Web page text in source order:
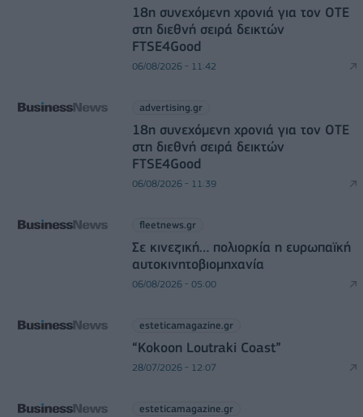
18η συνεχόμενη χρονιά για τον ΟΤΕ
στη διεθνή σειρά δεικτών
FTSE4Good
06/08/2026 - 11:42
advertising.gr
18η συνεχόμενη χρονιά για τον ΟΤΕ
στη διεθνή σειρά δεικτών
FTSE4Good
06/08/2026 - 11:39
fleetnews.gr
Σε κινεζική… πολιορκία η ευρωπαϊκή
αυτοκινητοβιομηχανία
06/08/2026 - 05:00
esteticamagazine.gr
“Kokoon Loutraki Coast”
28/07/2026 - 12:07
esteticamagazine.gr